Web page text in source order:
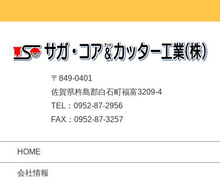
〒849-0401
佐賀県杵島郡白石町福富3209-4
TEL：0952-87-2956
FAX：0952-87-3257
HOME
会社情報